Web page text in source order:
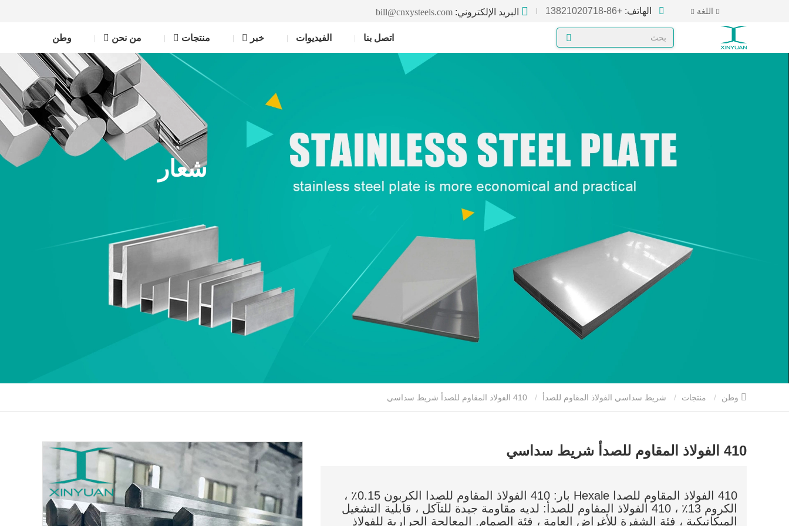
الهاتف: +86-13821020718 البريد الإلكتروني: اللغة
وطن من نحن منتجات خبر الفيديوات اتصل بنا
شعار
منتجات شريط سداسي الفولاذ المقاوم للصدأ
410 الفولاذ المقاوم للصدأ شريط سداسي
410 الفولاذ المقاوم للصدأ Hexale بار: 410 الفولاذ المقاوم للصدأ الكربون 0.15٪ ،
الكروم 13٪ ، 410 الفولاذ المقاوم للصدأ: لديه مقاومة جيدة للتآكل ، قابلية التشغيل
الميكانيكية ، فئة الشفرة للأغراض العامة ، فئة الصمام. المعالجة الحرارية للفولاذ